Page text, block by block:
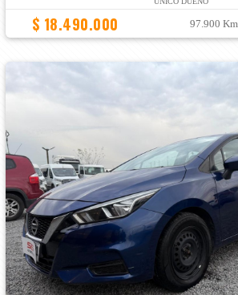
$ 18.490.000 97.900 Km